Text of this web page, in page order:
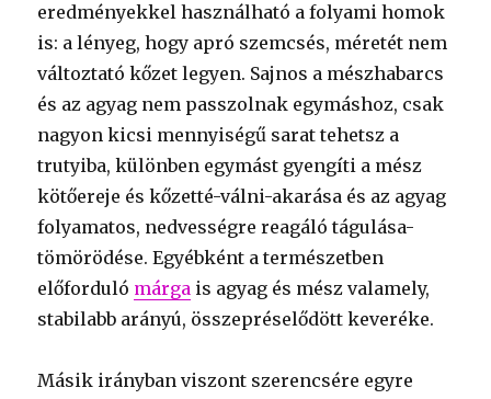
eredményekkel használható a folyami homok
is: a lényeg, hogy apró szemcsés, méretét nem
változtató kőzet legyen. Sajnos a mészhabarcs
és az agyag nem passzolnak egymáshoz, csak
nagyon kicsi mennyiségű sarat tehetsz a
trutyiba, különben egymást gyengíti a mész
kötőereje és kőzetté-válni-akarása és az agyag
folyamatos, nedvességre reagáló tágulása-
tömörödése. Egyébként a természetben
előforduló márga is agyag és mész valamely,
stabilabb arányú, összepréselődött keveréke.
Másik irányban viszont szerencsére egyre